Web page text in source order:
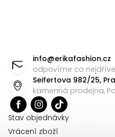
info@erikafashion.cz
odpovíme co nejdříve
Seifertova 982/25,
kamenná prodejna,
Stav objednávky
Vrácení zboží